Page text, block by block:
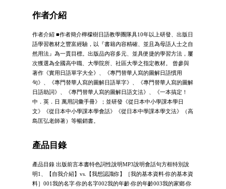
作者介紹
作者介紹 ■作者簡介檸檬樹日語教學團隊具10年以上研發、出版日
語學習教材之豐富經驗，以『書籍內容精確、並且為母語人士之自
然用法』為一貫目標。出版品內容多元、並具便捷的學習方法，屢
次獲選為全國高中職、大學院所、社區大學之指定教材。 曾參與
著作《實用日語單字大全》、《專門替華人寫的圖解日語慣用
句》、《專門替華人寫的圖解日語單字》、《專門替華人寫的圖解
日語助詞》、《專門替華人寫的圖解日語文法》、《一本搞定！
中．英．日 萬用詞彙手冊》；並研發《從日本中小學課本學日
文》《從日本中小學課本學會話》《從日本中學課本學文法》（高
島匡弘老師著）等暢銷書。
產品目錄
產品目錄 出版前言本書特色詞性說明MP3說明會話句方框特別說
明1、【自我介紹】vs.【我想認識你】［我的基本資料‧你的基本資
料］001我的名字‧你的名字002我的年齡‧你的年齡003我的家鄉‧你